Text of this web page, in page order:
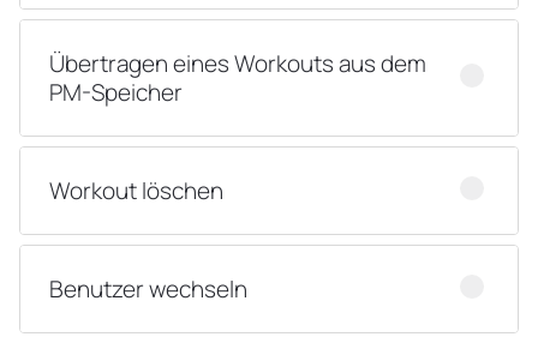
Übertragen eines Workouts aus dem
PM-Speicher
Workout löschen
Benutzer wechseln